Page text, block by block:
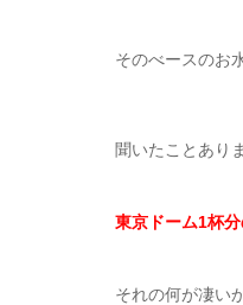
そのべースのお
聞いたことあり
東京ドーム1杯
それの何が凄い